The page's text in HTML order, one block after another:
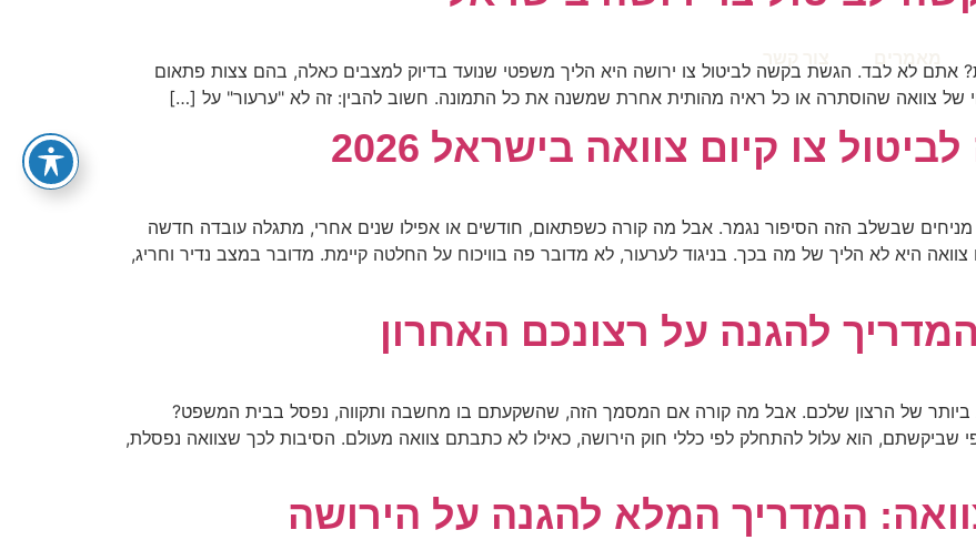
אתם לא לבד. הגשת בקשה לביטול צו ירושה היא הליך משפטי שנועד בדיוק למצבים כאלה, בהם צצות פתאום
של צוואה שהוסתרה או כל ראיה מהותית אחרת שמשנה את כל התמונה. חשוב להבין: זה לא "ערעור" על […]
צו קיום צוואה בישראל 2026
מניחים שבשלב הזה הסיפור נגמר. אבל מה קורה כשפתאום, חודשים או אפילו שנים אחרי, מתגלה עובדה חדשה
היא לא הליך של מה בכך. בניגוד לערעור, לא מדובר פה בוויכוח על החלטה קיימת. מדובר במצב נדיר וחריג,
להגנה על רצונכם האחרון
ביותר של הרצון שלכם. אבל מה קורה אם המסמך הזה, שהשקעתם בו מחשבה ותקווה, נפסל בבית המשפט?
שביקשתם, הוא עלול להתחלק לפי כללי חוק הירושה, כאילו לא כתבתם צוואה מעולם. הסיבות לכך שצוואה נפסלת,